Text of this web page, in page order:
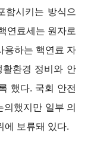
함시키는 방식으
연료세는 원자로
용하는 핵연료 자
환경 정비와 안
했다. 국회 안전
했지만 일부 의
에 보류돼 있다.